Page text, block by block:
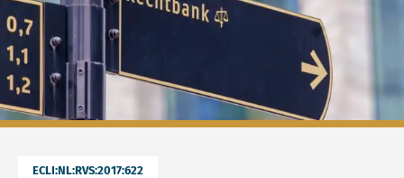
ECLI:NL:RVS:2017:622